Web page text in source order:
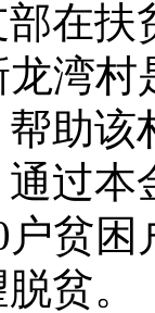
在扶
湾村
助该
过
贫
贫。